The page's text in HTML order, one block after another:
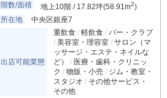
階数/面積
地上10階 / 17.82坪(58.91m2)
所在地
中央区銀座7
出店可能業態
重飲食 軽飲食
バー・クラブ
美容室・理容室
サロン（マ
ッサージ・エステ・ネイルな
ど）
医療・歯科・クリニッ
ク
物販・小売
ジム・教室・
スタジオ
その他サービス・
その他